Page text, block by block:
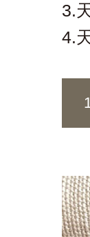
3.
4.